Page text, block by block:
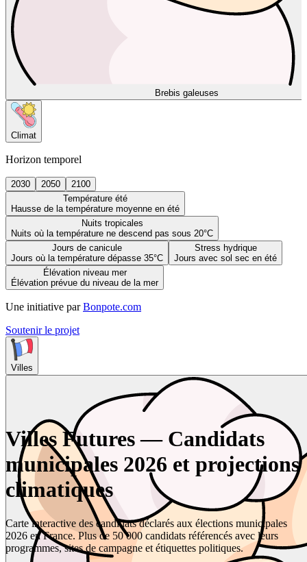
Brebis galeuses
Climat
Horizon temporel
2030 2050
2100
Température été
Hausse de la température moyenne en été
Nuits tropicales
Nuits où la température ne descend pas sous 20°C
Jours de canicule
Jours où la température dépasse 35°C
Stress hydrique
Jours avec sol sec en été
Élévation niveau mer
Élévation prévue du niveau de la mer
Une initiative par Bonpote.com
Soutenir le projet
Villes
Villes Futures — Candidats
municipales 2026 et projections
climatiques
Carte interactive des candidats déclarés aux élections municipales
2026 en France. Plus de 50 000 candidats référencés avec leurs
programmes, sites de campagne et étiquettes politiques.